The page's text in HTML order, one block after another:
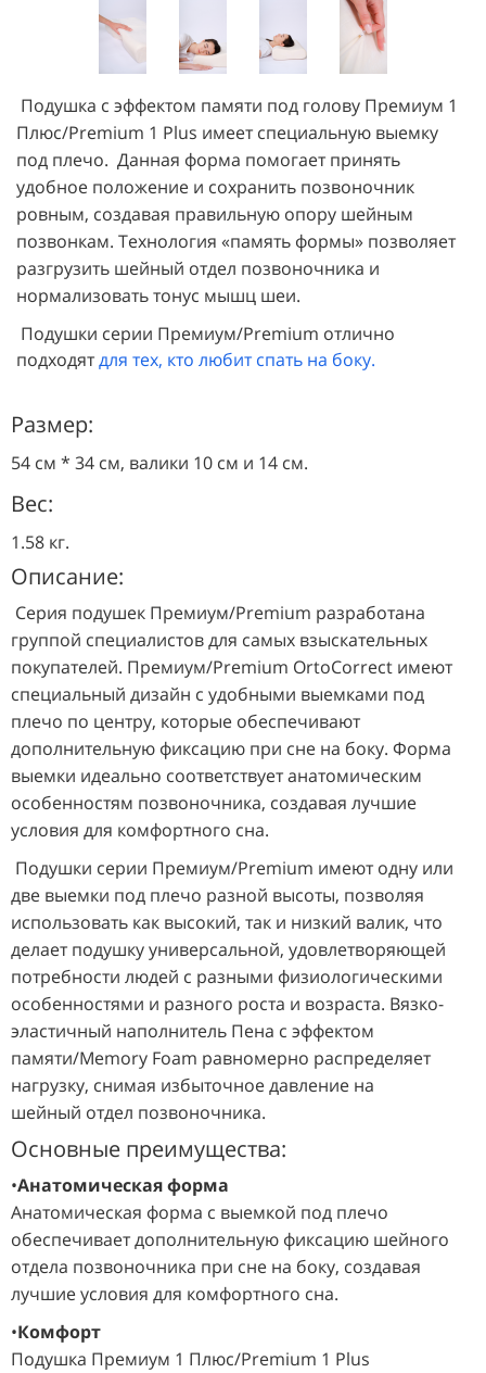
Подушка с эффектом памяти под голову Премиум 1
Плюс/Premium 1 Plus имеет специальную выемку
под плечо. Данная форма помогает принять
удобное положение и сохранить позвоночник
ровным, создавая правильную опору шейным
позвонкам. Технология «память формы» позволяет
разгрузить шейный отдел позвоночника и
нормализовать тонус мышц шеи.
Подушки серии Премиум/Premium отлично
подходятдля тех, кто любит спать на боку.
Размер:
54 см * 34 см, валики 10 см и 14 см.
Вес:
1.58 кг.
Описание:
Серия подушек Премиум/Premium разработана
группой специалистов для самых взыскательных
покупателей. Премиум/Premium OrtoCorrect имеют
специальный дизайн с удобными выемками под
плечо по центру, которые обеспечивают
дополнительную фиксацию при сне на боку. Форма
выемки идеально соответствует анатомическим
особенностям позвоночника, создавая лучшие
условия для комфортного сна.
Подушки серии Премиум/Premium имеют одну или
две выемки под плечо разной высоты, позволяя
использовать как высокий, так и низкий валик, что
делает подушку универсальной, удовлетворяющей
потребности людей с разными физиологическими
особенностями и разного роста и возраста. Вязко-
эластичный наполнитель Пена с эффектом
памяти/Memory Foam равномерно распределяет
нагрузку, снимая избыточное давление на
шейный отдел позвоночника.
Основные преимущества:
•Анатомическая форма
Анатомическая форма с выемкой под плечо
обеспечивает дополнительную фиксацию шейного
отдела позвоночника при сне на боку, создавая
лучшие условия для комфортного сна.
•Комфорт
Подушка Премиум 1 Плюс/Premium 1 Plus